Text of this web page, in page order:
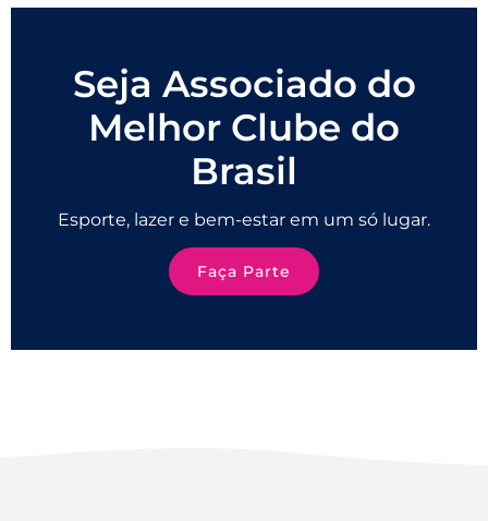
Seja Associado do
Melhor Clube do
Brasil
Esporte, lazer e bem-estar em um só lugar.
Faça Parte